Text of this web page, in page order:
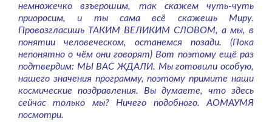
немножечко взъерошим, так скажем чуть-чуть
приоросим, и ты сама всё скажешь Миру.
Провозгласишь ТАКИМ ВЕЛИКИМ СЛОВОМ, а мы, в
понятии человеческом, останемся позади. (Пока
непонятно о чём они говорят) Вот поэтому ещё раз
подтвердим: МЫ ВАС ЖДАЛИ. Мы готовили особую,
нашего значения программу, поэтому примите наши
космические поздравления. Вы думаете, что здесь
сейчас только мы? Ничего подобного. АОМАУМЯ
посмотри.